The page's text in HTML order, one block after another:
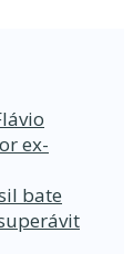
ex-
bate